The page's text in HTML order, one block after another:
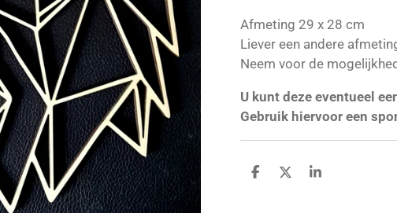
Afmeting 29 x 28 cm
Liever een andere
Neem voor de
U kunt deze eventueel
Gebruik hiervoor een
D
D
S